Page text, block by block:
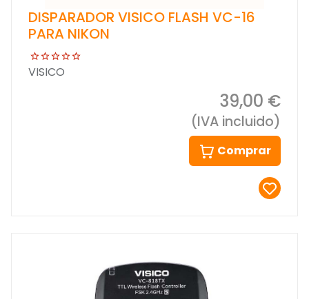
DISPARADOR VISICO FLASH VC-16
PARA NIKON
VISICO
39,00 €
(IVA incluido)
Comprar